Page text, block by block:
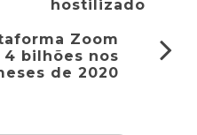
hostilizado
Zoom
4 bilhões nos
de 2020